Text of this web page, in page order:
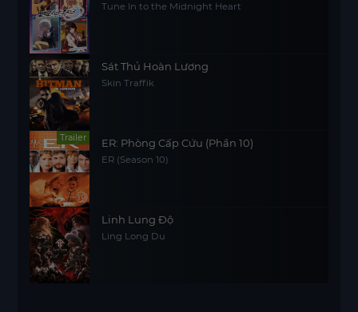
Tune In to the Midnight Heart
Sát Thủ Hoàn Lương
Skin Traffik
Trailer ER: Phòng Cấp Cứu (Phần 10)
ER (Season 10)
Linh Lung Độ
Ling Long Du